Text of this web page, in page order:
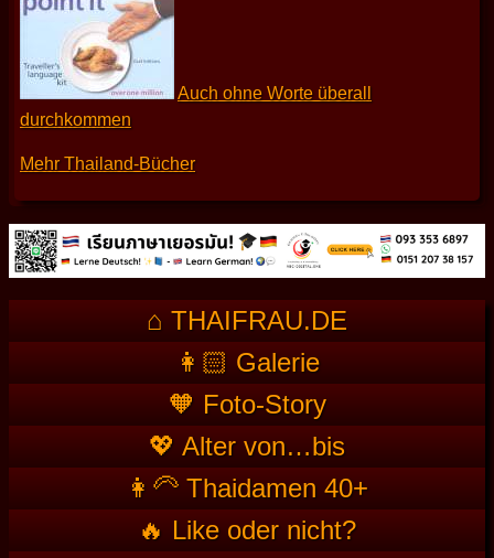
Auch ohne Worte überall
durchkommen
Mehr Thailand-Bücher
⌂ THAIFRAU.DE
👩🏻 Galerie
🧡 Foto-Story
💖 Alter von…bis
👩‍🦳 Thaidamen 40+
🔥 Like oder nicht?